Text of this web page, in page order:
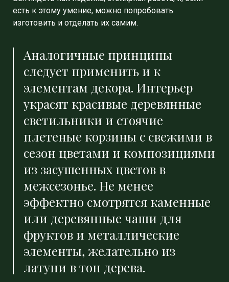
есть к этому умение, можно попробовать
изготовить и отделать их самим.
Аналогичные принципы
следует применить и к
элементам декора. Интерьер
украсят красивые деревянные
светильники и стоячие
плетеные корзины с свежими в
сезон цветами и композициями
из засушенных цветов в
межсезонье. Не менее
эффектно смотрятся каменные
или деревянные чаши для
фруктов и металлические
элементы, желательно из
латуни в тон дерева.